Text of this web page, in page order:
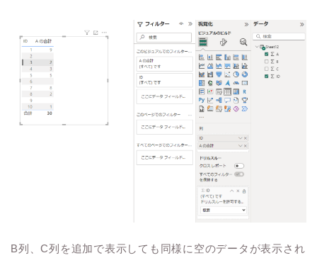
B列、C列を追加で表示しても同様に空のデータが表示され